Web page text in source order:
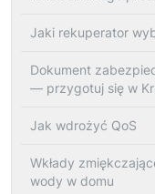
Jaki rekuperator
Dokument
— przygotuj się w
Jak wdrożyć QoS
Wkłady
wody w domu